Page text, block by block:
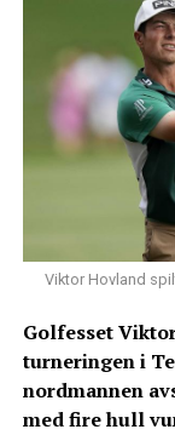
Viktor Hovland
Golfesset
turneringen i
nordmannen
med fire hull